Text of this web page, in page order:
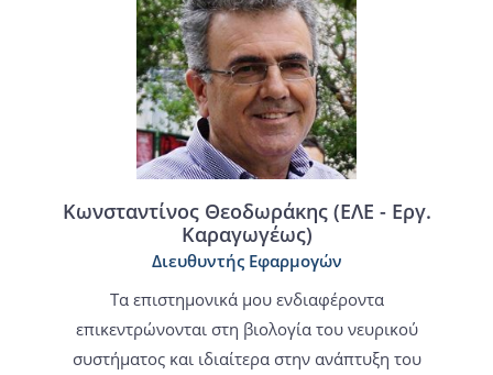
Κωνσταντίνος Θεοδωράκης (ΕΛΕ - Εργ.
Καραγωγέως)
Διευθυντής Εφαρμογών
Τα επιστημονικά μου ενδιαφέροντα
επικεντρώνονται στη βιολογία του νευρικού
συστήματος και ιδιαίτερα στην ανάπτυξη του